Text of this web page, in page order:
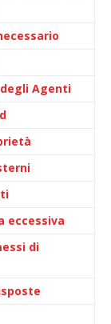
Agenti
eccessiva
di